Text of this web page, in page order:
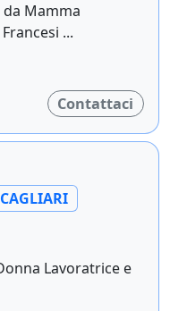
Mamma
...
Contattaci
CAGLIARI
Lavoratrice e